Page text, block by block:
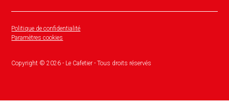
Copyright ©2026 - Le Cafetier - Tous droits réservés
Politique de confidentialité
Paramètres cookies